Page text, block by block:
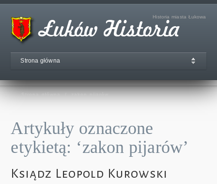
Historia miasta Łukowa
Strona główna
Strona główna zakon pijarów
Artykuły oznaczone
etykietą: ‘zakon pijarów’
Ksiądz Leopold Kurowski